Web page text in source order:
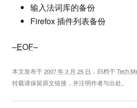
输入法词库的备份
Firefox 插件列表备份
–EOF–
本文发布于2007 年 3 月 25 日 ，归档于
转载请保留原文链接，并注明作者与出处。